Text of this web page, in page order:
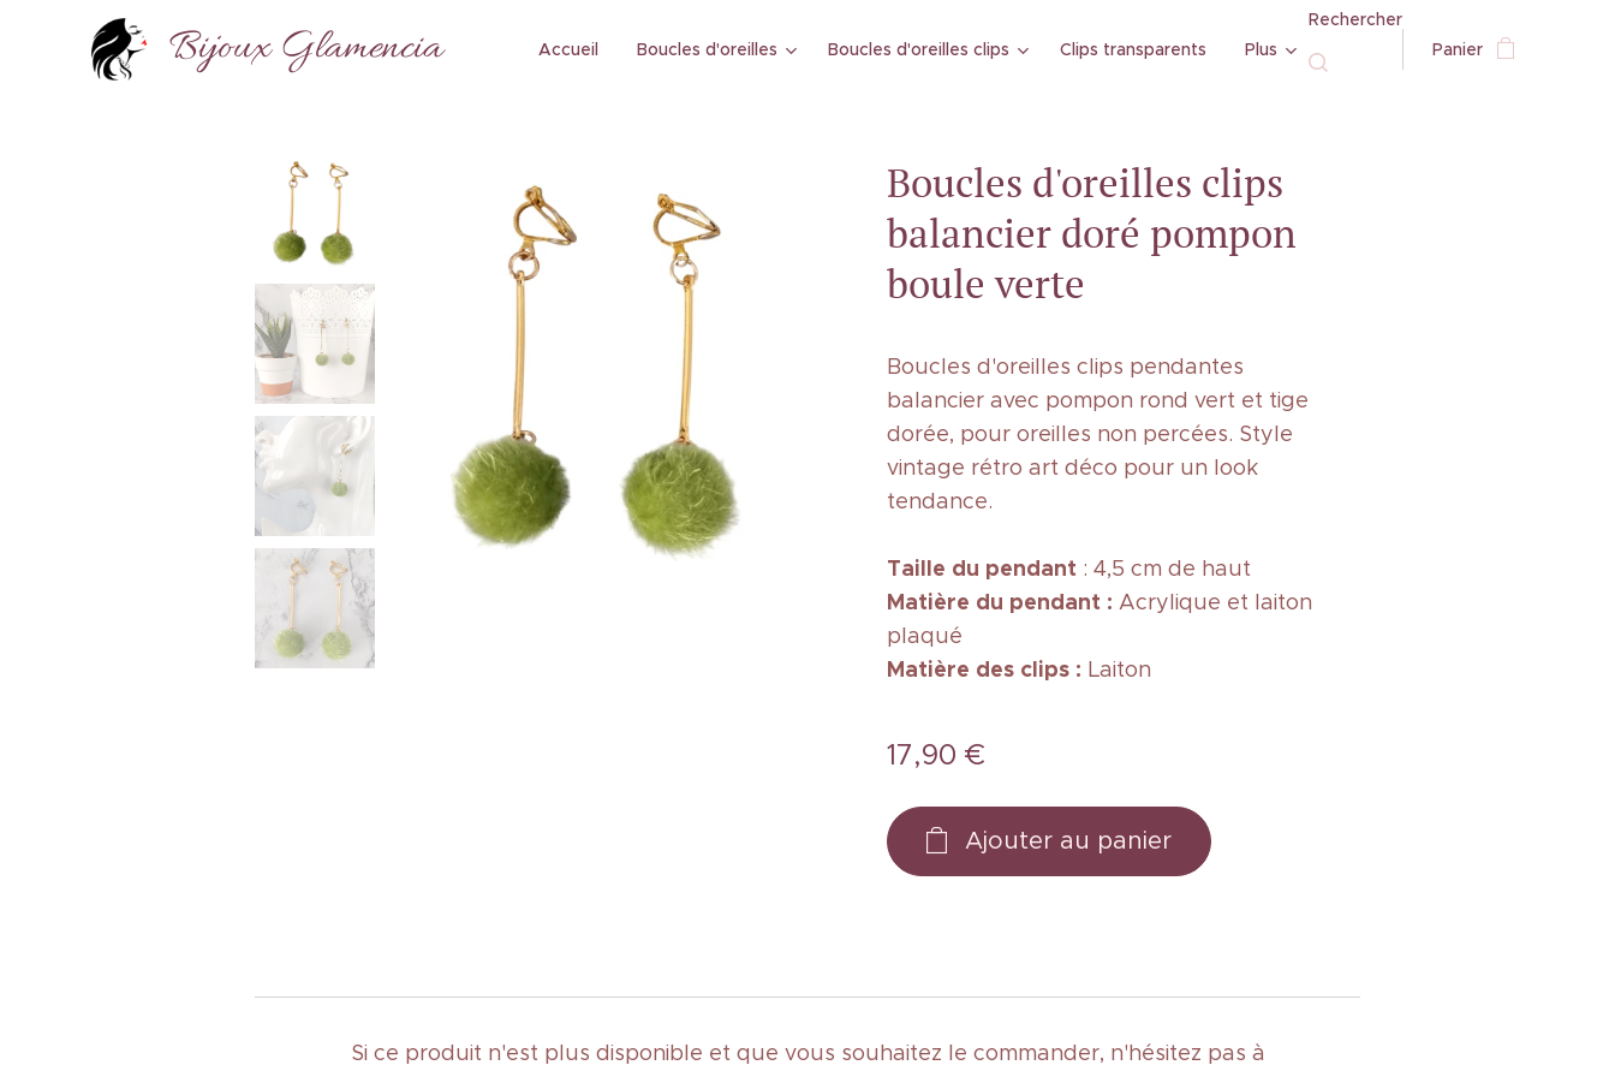
Bijoux Glamencia Accueil Boucles d'oreilles Boucles d'oreilles clips Clips transparents Plus
Rechercher
Panier
Boucles d'oreilles clips
balancier doré pompon
boule verte
Boucles d'oreilles clips pendantes
balancier avec pompon rond vert et tige
dorée, pour oreilles non percées. Style
vintage rétro art déco pour un look
tendance.
Taille du pendant : 4,5 cm de haut
Matière du pendant : Acrylique et laiton
plaqué
Matière des clips : Laiton
17,90 €
Ajouter au panier
Si ce produit n'est plus disponible et que vous souhaitez le commander, n'hésitez pas à